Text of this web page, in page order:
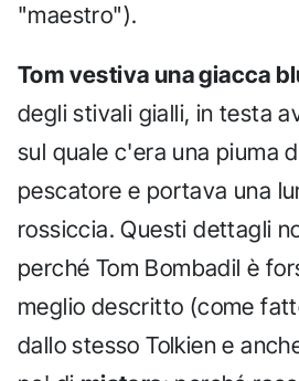
"maestro").
Tom vestiva una giacca
degli stivali gialli, in testa
sul quale c'era una piuma
pescatore e portava una
rossiccia. Questi dettagli
perché Tom Bombadil è
meglio descritto (come
dallo stesso Tolkien e